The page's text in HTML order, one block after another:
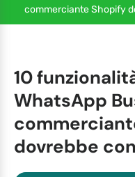
commerciante Shopify
10
WhatsApp
dovrebbe